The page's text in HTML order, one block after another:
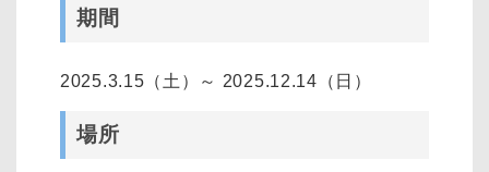
期間
2025.3.15（土）～ 2025.12.14（日）
場所